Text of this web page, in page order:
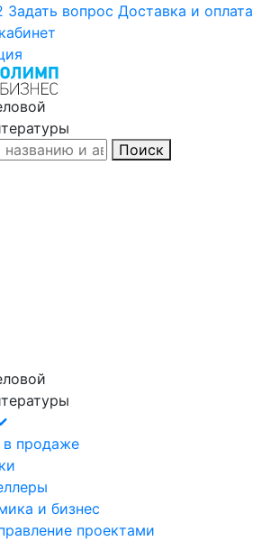
Задать вопрос Доставка и оплата
Поиск
продаже
и бизнес
проектами